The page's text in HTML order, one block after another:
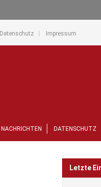
Datenschutz Impressum
NACHRICHTEN DATENSCHUTZ
Letzte